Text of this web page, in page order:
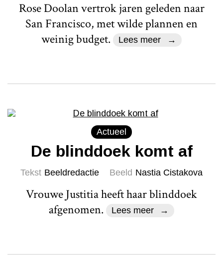
Rose Doolan vertrok jaren geleden naar
San Francisco, met wilde plannen en
weinig budget.
Lees meer
Actueel
De blinddoek komt af
Tekst Beeldredactie Beeld Nastia Cistakova
Vrouwe Justitia heeft haar blinddoek
afgenomen.
Lees meer